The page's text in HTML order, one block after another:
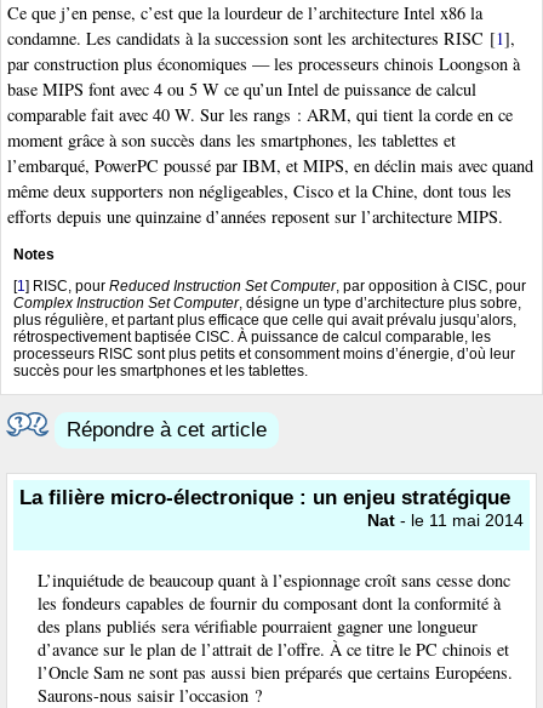
Ce que j’en pense, c’est que la lourdeur de l’architecture Intel x86 la
condamne. Les candidats à la succession sont les architectures RISC [1],
par construction plus économiques — les processeurs chinois Loongson à
base MIPS font avec 4 ou 5 W ce qu’un Intel de puissance de calcul
comparable fait avec 40 W. Sur les rangs : ARM, qui tient la corde en ce
moment grâce à son succès dans les smartphones, les tablettes et
l’embarqué, PowerPC poussé par IBM, et MIPS, en déclin mais avec quand
même deux supporters non négligeables, Cisco et la Chine, dont tous les
efforts depuis une quinzaine d’années reposent sur l’architecture MIPS.
Notes
[1] RISC, pour Reduced Instruction Set Computer, par opposition à CISC, pour
Complex Instruction Set Computer, désigne un type d’architecture plus sobre,
plus régulière, et partant plus efficace que celle qui avait prévalu jusqu’alors,
rétrospectivement baptisée CISC. À puissance de calcul comparable, les
processeurs RISC sont plus petits et consomment moins d’énergie, d’où leur
succès pour les smartphones et les tablettes.
Répondre à cet article
La filière micro-électronique : un enjeu stratégique
Nat - le 11 mai 2014
L’inquiétude de beaucoup quant à l’espionnage croît sans cesse donc
les fondeurs capables de fournir du composant dont la conformité à
des plans publiés sera vérifiable pourraient gagner une longueur
d’avance sur le plan de l’attrait de l’offre. À ce titre le PC chinois et
l’Oncle Sam ne sont pas aussi bien préparés que certains Européens.
Saurons-nous saisir l’occasion ?